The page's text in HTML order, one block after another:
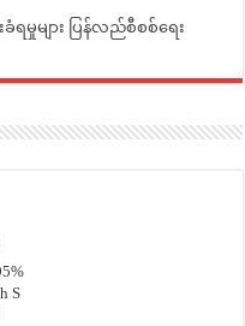
ရမှုများ ပြန်လည်စီစစ်ရေး
S